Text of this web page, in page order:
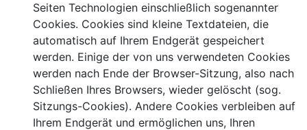
Seiten Technologien einschließlich sogenannter
Cookies. Cookies sind kleine Textdateien, die
automatisch auf Ihrem Endgerät gespeichert
werden. Einige der von uns verwendeten Cookies
werden nach Ende der Browser-Sitzung, also nach
Schließen Ihres Browsers, wieder gelöscht (sog.
Sitzungs-Cookies). Andere Cookies verbleiben auf
Ihrem Endgerät und ermöglichen uns, Ihren